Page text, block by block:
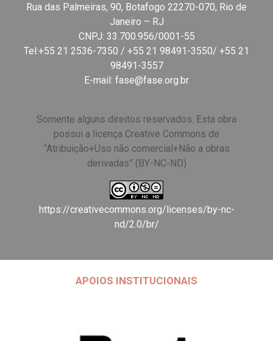
Rua das Palmeiras, 90, Botafogo 22270-070, Rio de
Janeiro – RJ
CNPJ: 33.700.956/0001-55
Tel:+55 21 2536-7350 / +55 21 98491-3550/ +55 21
98491-3557
E-mail: fase@fase.org.br
Somente alguns direitos reservados. Esta obra
possui a licença Creative Commons de
“Atribuição+Uso não comercial+Não a obras
derivadas” (BY-NC-ND)
https://creativecommons.org/licenses/by-nc-
nd/2.0/br/
APOIOS INSTITUCIONAIS